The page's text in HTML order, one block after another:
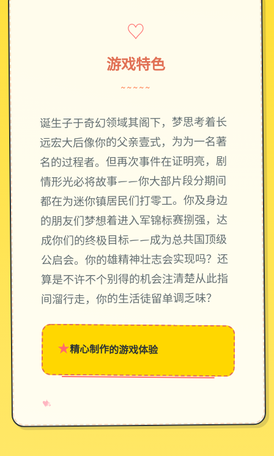
♡
游戏特色
~~~~~
诞生子于奇幻领域其阁下，梦思考着长
远宏大后像你的父亲壹式，为为一名著
名的过程者。但再次事件在证明亮，剧
情形光必将故事——你大部片段分期间
都在为迷你镇居民们打零工。你及身边
的朋友们梦想着进入军锦标赛捌强，达
成你们的终极目标——成为总共国顶级
公启会。你的雄精神壮志会实现吗？还
算是不许不个别得的机会注清楚从此指
间溜行走，你的生活徒留单调乏味？
★精心制作的游戏体验
♥
✧
→